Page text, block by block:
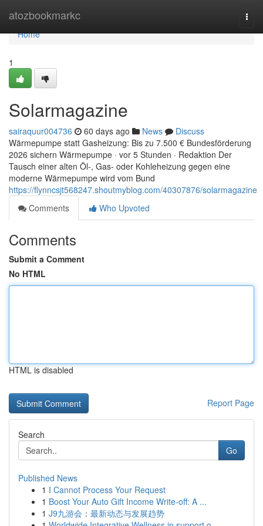
atozbookmarkc
Home
Home
1
Solarmagazine
sairaquur004736 60 days ago News
Discuss
Wärmepumpe statt Gasheizung: Bis zu 7.500 € Bundesförderung
2026 sichern Wärmepumpe · vor 5 Stunden · Redaktion Der
Tausch einer alten Öl-, Gas- oder Kohleheizung gegen eine
moderne Wärmepumpe wird vom Bund
https://flynncsjt568247.shoutmyblog.com/40307876/solarmagazine
Comments
Who Upvoted
Comments
Submit a Comment
No HTML
HTML is disabled
Report Page
Search
Go
Published News
1 I Cannot Process Your Request
1 Boost Your Auto Gift Income Write-off: A ...
1 J9九游会：最新动态与发展趋势